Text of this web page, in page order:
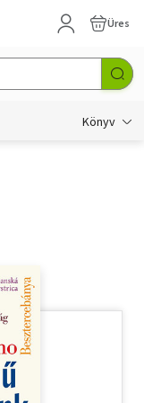
Üres
Könyv